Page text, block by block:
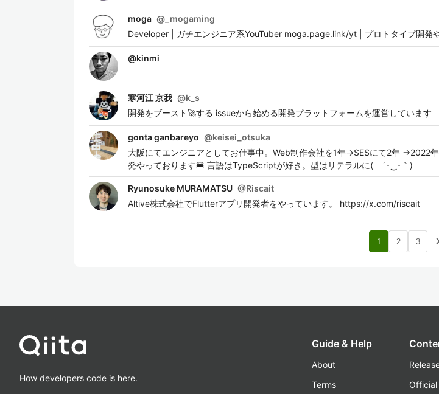
moga @ _mogaming
Developer | ガチエンジニア系YouTuber moga.page.link/yt | プロトタイプ開発
@kinmi
寒河江 京我 @k_s
開発をブースト🚀する issueから始める開発プラットフォームを運営しています
gonta ganbareyo @keisei_otsuka
大阪にてエンジニアとしてお仕事中。Web制作会社を1年→SESにて2年 →2022
発やっております🍔 言語はTypeScriptが好き。型はリテラルに( ´･‿･｀)
Ryunosuke MURAMATSU @Riscait
Altive株式会社でFlutterアプリ開発者をやっています。 https://x.com/riscait
1 2 3
How developers code is here.
Guide & Help
About
Terms